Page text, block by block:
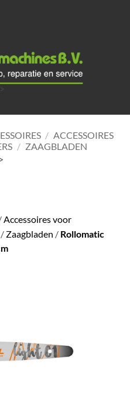
/ ACCESSOIRES
/ ZAAGBLADEN
Accessoires voor
/ Zaagbladen / Rollomatic